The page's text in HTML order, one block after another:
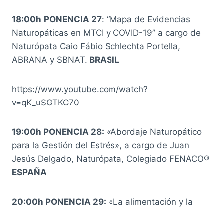
18:00h PONENCIA 27: “Mapa de Evidencias
Naturopáticas en MTCI y COVID-19” a cargo de
Naturópata Caio Fábio Schlechta Portella,
ABRANA y SBNAT. BRASIL
https://www.youtube.com/watch?
v=qK_uSGTKC70
19:00h PONENCIA 28: «Abordaje Naturopático
para la Gestión del Estrés», a cargo de Juan
Jesús Delgado, Naturópata, Colegiado FENACO®
ESPAÑA
20:00h PONENCIA 29: «La alimentación y la